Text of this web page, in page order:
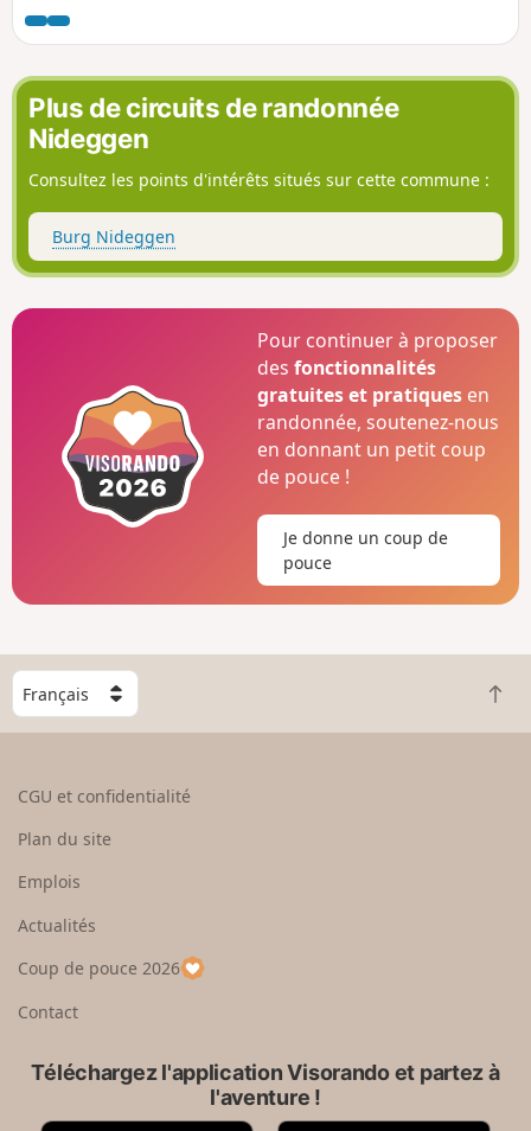
Plus de circuits de randonnée
Nideggen
Consultez les points d'intérêts situés sur cette commune :
Burg Nideggen
Pour continuer à proposer
desfonctionnalités
gratuites et pratiques en
randonnée, soutenez-nous
en donnant un petit coup
de pouce !
Je donne un coup de
pouce
C
h
o
e
u
p
a
R
e
CGU et confidentialité
Plan du site
Emplois
Actualités
Coup de pouce 2026
Contact
Téléchargez l'application Visorando et partez à
l'aventure !